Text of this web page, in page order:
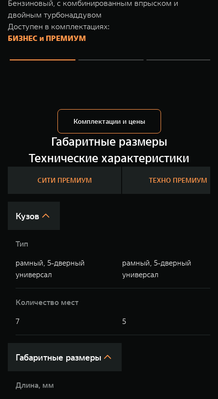
WEY 07
от 6 149 000 ₽
Масштаб возможностей
TANK Финансы
Корпоративным клиентам
TANK Страхование
Сервис
Специальные предложения
Моторные масла
Бензиновый, с комбинированным впрыском и
двойным турбонаддувом
Доступен в комплектациях:
БИЗНЕС и ПРЕМИУМ
Комплектации и цены
Габаритные размеры
Технические характеристики
СИТИ ПРЕМИУМ ТЕХНО ПРЕМИУМ
Кузов
Тип
рамный, 5-дверный
универсал
рамный, 5-дверный
универсал
Количество мест
7 5
Габаритные размеры
Длина, мм